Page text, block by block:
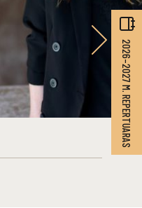
2026–2027 M. REPERTUARAS